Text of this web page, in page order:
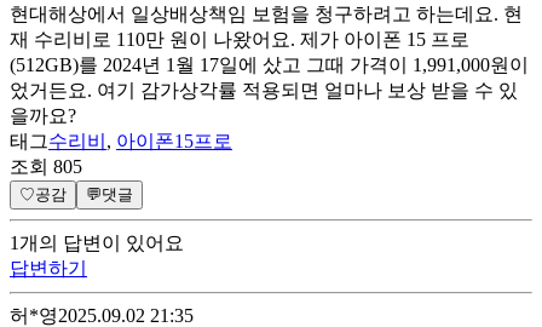
현대해상에서 일상배상책임 보험을 청구하려고 하는데요. 현
재 수리비로 110만 원이 나왔어요. 제가 아이폰 15 프로
(512GB)를 2024년 1월 17일에 샀고 그때 가격이 1,991,000원이
었거든요. 여기 감가상각률 적용되면 얼마나 보상 받을 수 있
을까요?
태그수리비 , 아이폰15프로
조회 805
♡공감 💬댓글
1개 의 답변이 있어요
답변하기
허*영2025.09.02 21:35